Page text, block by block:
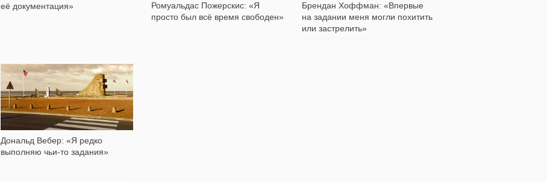
её документация»
Ромуальдас Пожерскис: «Я
просто был всё время свободен»
Брендан Хоффман: «Впервые
на задании меня могли похитить
или застрелить»
Дональд Вебер: «Я редко
выполняю чьи-то задания»